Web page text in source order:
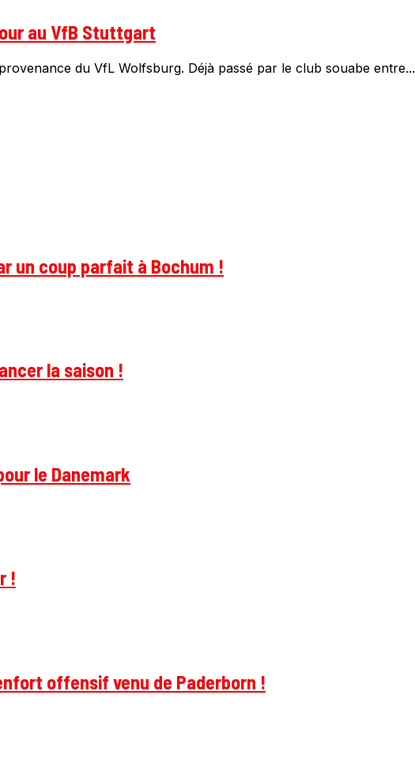
au VfB Stuttgart
du VfL Wolfsburg. Déjà passé par le club souabe entre...
un coup parfait à Bochum !
la saison !
le Danemark
!
offensif venu de Paderborn !